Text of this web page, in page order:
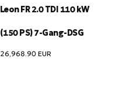
Leon FR 2.0 TDI 110 kW
(150 PS) 7-Gang-DSG
26,968.90 EUR